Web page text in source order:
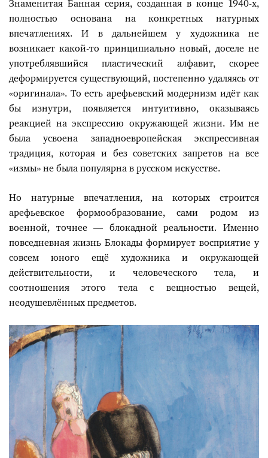
Знаменитая Банная серия, созданная в конце 1940-х,
полностью основана на конкретных натурных
впечатлениях. И в дальнейшем у художника не
возникает какой-то принципиально новый, доселе не
употреблявшийся пластический алфавит, скорее
деформируется существующий, постепенно удаляясь от
«оригинала». То есть арефьевский модернизм идёт как
бы изнутри, появляется интуитивно, оказываясь
реакцией на экспрессию окружающей жизни. Им не
была усвоена западноевропейская экспрессивная
традиция, которая и без советских запретов на все
«измы» не была популярна в русском искусстве.
Но натурные впечатления, на которых строится
арефьевское формообразование, сами родом из
военной, точнее — блокадной реальности. Именно
повседневная жизнь Блокады формирует восприятие у
совсем юного ещё художника и окружающей
действительности, и человеческого тела, и
соотношения этого тела с вещностью вещей,
неодушевлённых предметов.